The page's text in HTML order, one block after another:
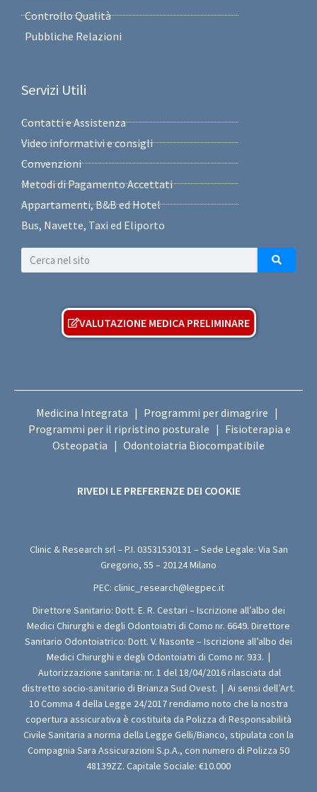
Controllo Qualità
Pubbliche Relazioni
Servizi Utili
Contatti e Assistenza
Video informativi e consigli
Convenzioni
Metodi di Pagamento Accettati
Appartamenti, B&B ed Hotel
Bus, Navette, Taxi ed Eliporto
VALUTAZIONE MEDICA PRELIMINARE
Medicina Integrata | Programmi per dimagrire |
Programmi per il ripristino posturale | Fisioterapia e
Osteopatia | Odontoiatria Biocompatibile
RIVEDI LE PREFERENZE DEI COOKIE
Clinic & Research srl – P.I. 03531530131 – Sede Legale: Via San
Gregorio, 55 – 20124 Milano
PEC: clinic_research@legpec.it
Direttore Sanitario: Dott. E. R. Cestari – Iscrizione all’albo dei
Medici Chirurghi e degli Odontoiatri di Como nr. 6649. Direttore
Sanitario Odontoiatrico: Dott. V. Nasonte – Iscrizione all’albo dei
Medici Chirurghi e degli Odontoiatri di Como nr. 933. |
Autorizzazione sanitaria: nr. 1 del 18/04/2016 rilasciata dal
distretto socio-sanitario di Brianza Sud Ovest. | Ai sensi dell’Art.
10 Comma 4 della Legge 24/2017 rendiamo noto che la nostra
copertura assicurativa è costituita da Polizza di Responsabilità
Civile Sanitaria a norma della Legge Gelli/Bianco, stipulata con la
Compagnia Sara Assicurazioni S.p.A., con numero di Polizza 50
48139ZZ. Capitale Sociale: €10.000